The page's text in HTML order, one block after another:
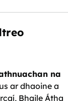
na
ar dhaoine a
Bhaile Átha